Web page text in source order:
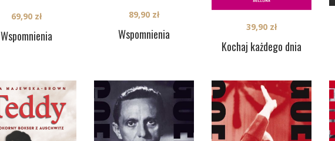
Wspomnienia
69,90 zł
Wspomnienia
89,90 zł
Kochaj każdego dnia
39,90 zł